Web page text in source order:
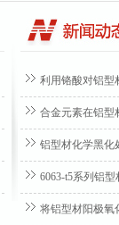
利用铬酸对铝型
合金元素在铝型
铝型材化学黑化
6063-t5系列铝
将铝型材阳极氧